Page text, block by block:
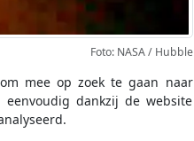
Foto: NASA / Hubble
mee op zoek te gaan naar
dankzij de website